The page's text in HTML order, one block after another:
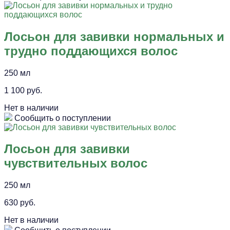
Лосьон для завивки нормальных и
трудно поддающихся волос
250 мл
1 100 руб.
Нет в наличии
Сообщить о поступлении
Лосьон для завивки
чувствительных волос
250 мл
630 руб.
Нет в наличии